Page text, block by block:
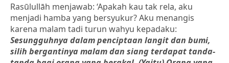
Rasūlullāh menjawab: ‘Apakah kau tak rela, aku
menjadi hamba yang bersyukur? Aku menangis
karena malam tadi turun wahyu kepadaku:
Sesungguhnya dalam penciptaan langit dan bumi,
silih bergantinya malam dan siang terdapat tanda-